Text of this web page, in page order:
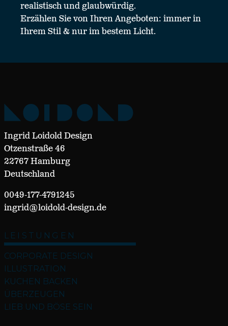
realistisch und glaubwürdig.
Erzählen Sie von Ihren Angeboten: immer in
Ihrem Stil & nur im bestem Licht.
Ingrid Loidold Design
Otzenstraße 46
22767 Hamburg
Deutschland
0049-177-4791245
ingrid@loidold-design.de
LEISTUNGEN
CORPORATE DESIGN
ILLUSTRATION
KUCHEN BACKEN
ÜBERZEUGEN
LIEB UND BÖSE SEIN